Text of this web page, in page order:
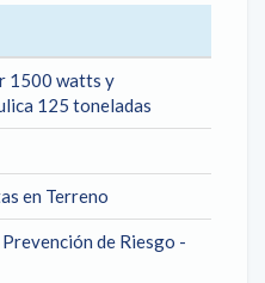
1500 watts y
125 toneladas
en Terreno
de Riesgo -